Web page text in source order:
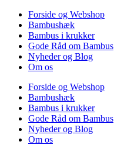
Forside og Webshop
Bambushæk
Bambus i krukker
Gode Råd om Bambus
Nyheder og Blog
Om os
Forside og Webshop
Bambushæk
Bambus i krukker
Gode Råd om Bambus
Nyheder og Blog
Om os